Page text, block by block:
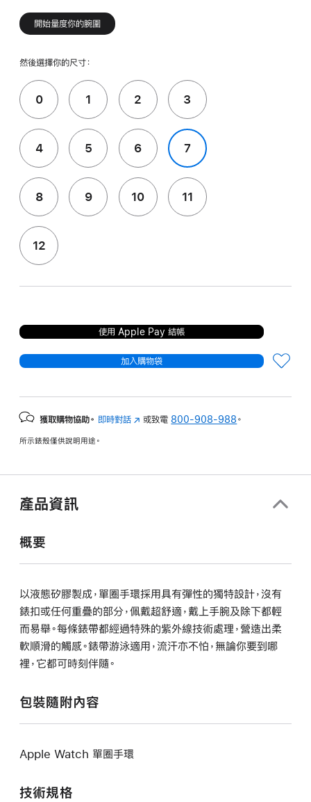
開始量度你的腕圍
然後選擇你的尺寸：
0 1 2 3
4 5 6 7
8 9 10 11
12
使用 Apple Pay 結帳
加入購物袋
獲取購物協助。 即時對話 (以
開
或致電 800-908-988 。
所示錶殼僅供說明用途。
產品資訊
概要
以液態矽膠製成，單圈手環採用具有彈性的獨特設計，沒有
錶扣或任何重疊的部分，佩戴超舒適，戴上手腕及除下都輕
而易舉。每條錶帶都經過特殊的紫外線技術處理，營造出柔
軟順滑的觸感。錶帶游泳適用，流汗亦不怕，無論你要到哪
裡，它都可時刻伴隨。
包裝隨附內容
Apple Watch 單圈手環
技術規格